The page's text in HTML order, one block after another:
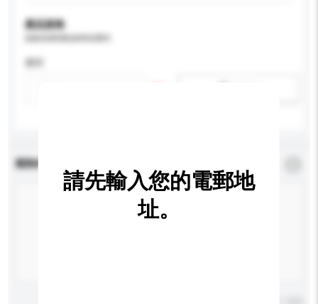
產品規格
查詢內容
請先輸入您的電郵地
址。